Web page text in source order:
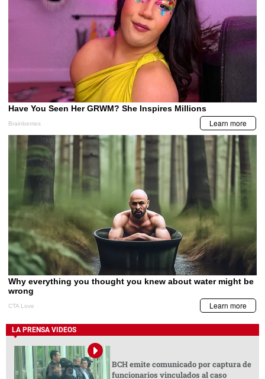
LA PRENSA VIDEOS
BCH emite comunicado por captura de
funcionarios vinculados al caso